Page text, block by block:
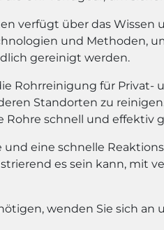
verfügt über das
und Methoden,
gereinigt werden.
Rohrreinigung für Privat-
Standorten zu
Rohre schnell und effektiv
eine schnelle
es sein kann, mit
wenden Sie sich an